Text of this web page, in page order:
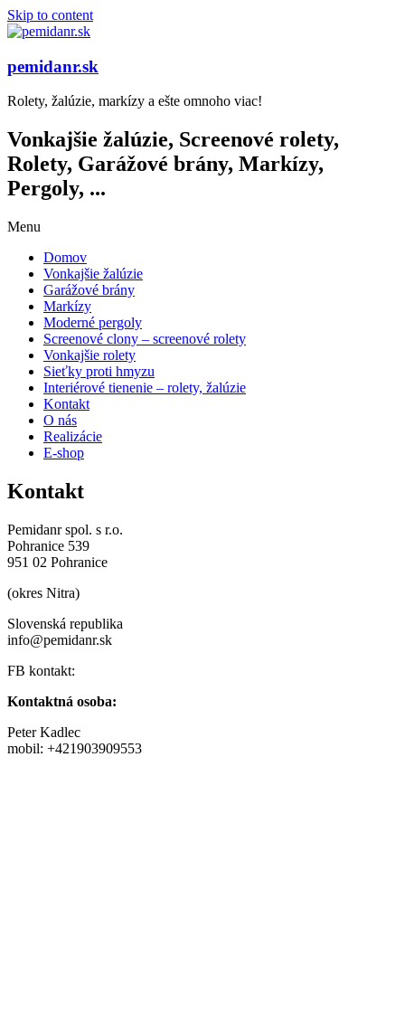
Skip to content
pemidanr.sk
Rolety, žalúzie, markízy a ešte omnoho viac!
Vonkajšie žalúzie, Screenové rolety,
Rolety, Garážové brány, Markízy,
Pergoly, ...
Menu
Domov
Vonkajšie žalúzie
Garážové brány
Markízy
Moderné pergoly
Screenové clony – screenové rolety
Vonkajšie rolety
Sieťky proti hmyzu
Interiérové tienenie – rolety, žalúzie
Kontakt
O nás
Realizácie
E-shop
Kontakt
Pemidanr spol. s r.o.
Pohranice 539
951 02 Pohranice
(okres Nitra)
Slovenská republika
info@pemidanr.sk
FB kontakt:
Kontaktná osoba:
Peter Kadlec
mobil: +421903909553